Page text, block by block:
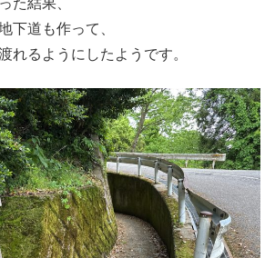
た結果、
下道も作って、
れるようにしたようです。